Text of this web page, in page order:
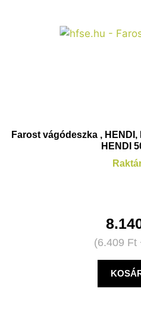
Farost vágódeszka ,
HENDI
(6.409 Ft